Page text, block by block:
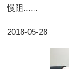
慢阻......
2018-05-28